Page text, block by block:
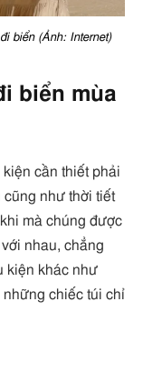
biển (Ảnh: Internet)
biển mùa
cần thiết phải
cũng như thời tiết
mà chúng được
nhau, chẳng
kiện khác như
những chiếc túi chỉ